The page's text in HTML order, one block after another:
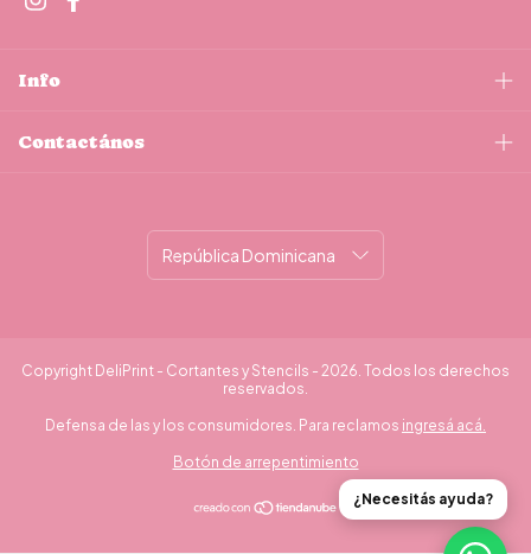
Info
Contactános
Copyright DeliPrint - Cortantes y Stencils - 2026. Todos los derechos
reservados.
Defensa de las y los consumidores. Para reclamos ingresá acá.
Botón de arrepentimiento
¿Necesitás ayuda?